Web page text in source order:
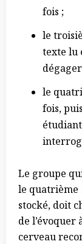
fois ;
le
texte lu
le
fois,
Le groupe
le quatrième
stocké, doit
de l’évoquer
cerveau